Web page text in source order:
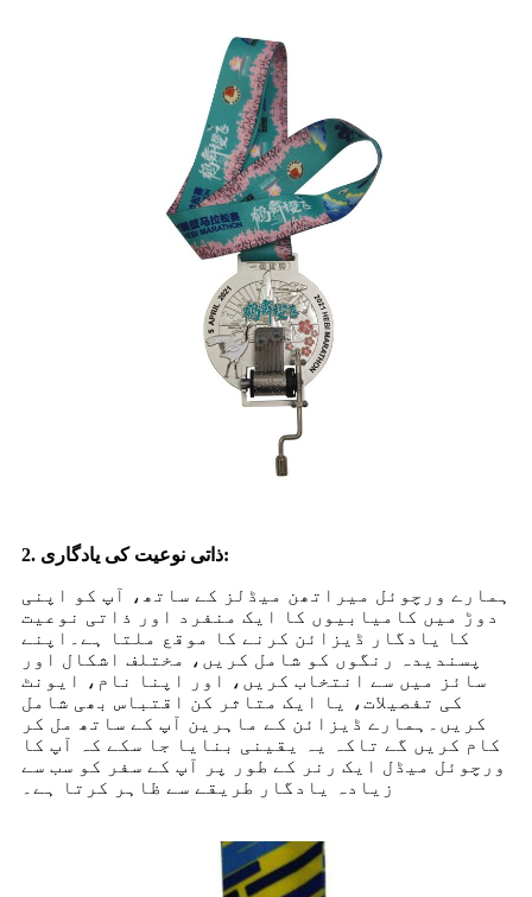
2. ذاتی نوعیت کی یادگاری:
ہمارے ورچوئل میراتھن میڈلز کے ساتھ، آپ کو اپنی
دوڑ میں کامیابیوں کا ایک منفرد اور ذاتی نوعیت
کا یادگار ڈیزائن کرنے کا موقع ملتا ہے۔اپنے
پسندیدہ رنگوں کو شامل کریں، مختلف اشکال اور
سائز میں سے انتخاب کریں، اور اپنا نام، ایونٹ
کی تفصیلات، یا ایک متاثر کن اقتباس بھی شامل
کریں۔ہمارے ڈیزائن کے ماہرین آپ کے ساتھ مل کر
کام کریں گے تاکہ یہ یقینی بنایا جا سکے کہ آپ کا
ورچوئل میڈل ایک رنر کے طور پر آپ کے سفر کو سب سے
زیادہ یادگار طریقے سے ظاہر کرتا ہے۔